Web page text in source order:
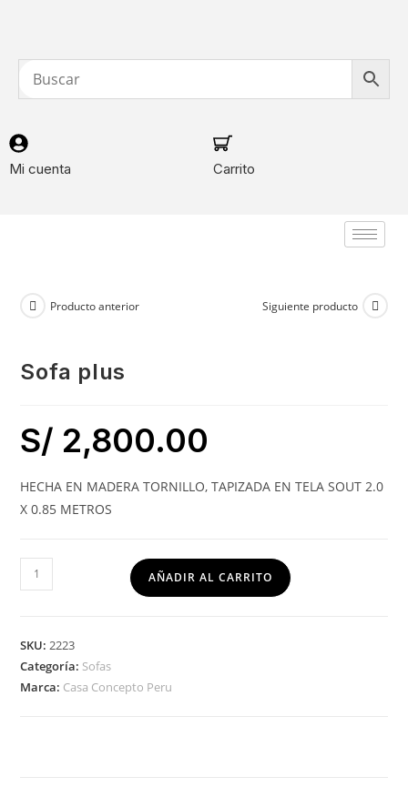
Mi cuenta Carrito
Producto anterior Siguiente producto
sofa plus
S/ 2,800.00
HECHA EN MADERA TORNILLO, TAPIZADA EN TELA SOUT 2.0
X 0.85 METROS
AÑADIR AL CARRITO
SKU:2223
Categoría: Sofas
Marca: Casa Concepto Peru